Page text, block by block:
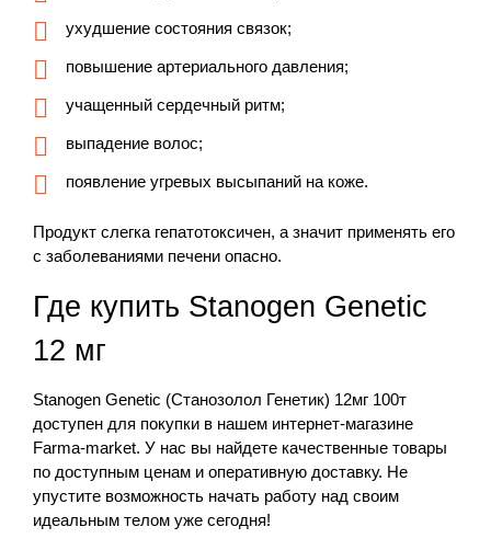
ухудшение состояния связок;
повышение артериального давления;
учащенный сердечный ритм;
выпадение волос;
появление угревых высыпаний на коже.
Продукт слегка гепатотоксичен, а значит применять его
с заболеваниями печени опасно.
Где купить Stanogen Genetic
12 мг
Stanogen Genetic (Станозолол Генетик) 12мг 100т
доступен для покупки в нашем интернет-магазине
Farma-market. У нас вы найдете качественные товары
по доступным ценам и оперативную доставку. Не
упустите возможность начать работу над своим
идеальным телом уже сегодня!